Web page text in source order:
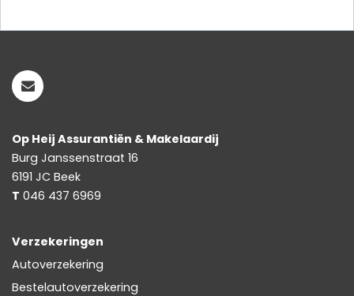
Op Heij Assurantiën & Makelaardij
Burg Janssenstraat 16
6191 JC Beek
T 046 437 6969
Verzekeringen
Autoverzekering
Bestelautoverzekering